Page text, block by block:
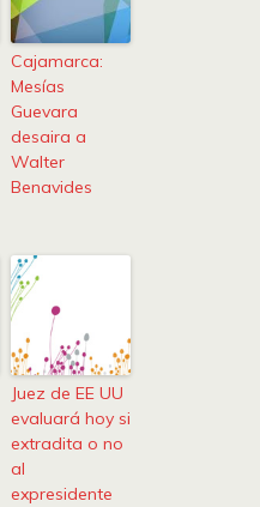
Cajamarca:
Mesías
Guevara
desaira a
Walter
Benavides
Juez de EE UU
evaluará hoy si
extradita o no
al
expresidente